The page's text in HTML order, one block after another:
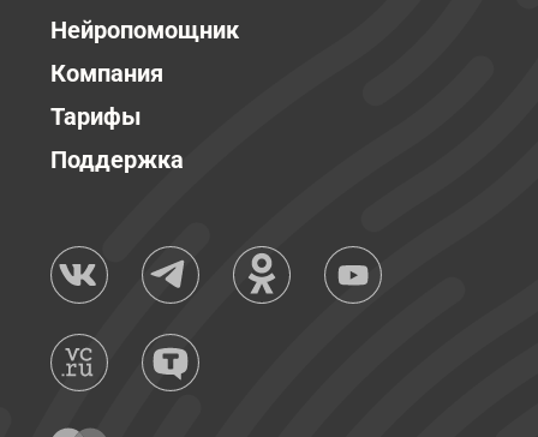
Нейропомощник
Компания
Тарифы
Поддержка